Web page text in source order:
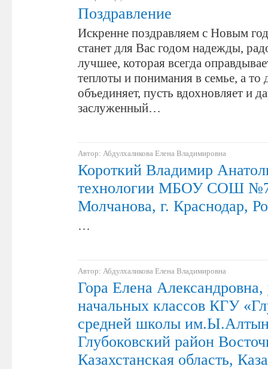
Поздравление
Искренне поздравляем с Новым
станет для Вас годом надежды,
лучшее, которая всегда
теплоты и понимания в семье, а то
объединяет, пусть вдохновляет и
заслуженный…
Автор: Абдулхаликова Елена Владимировна
Короткий Владимир
технологии МБОУ СОШ
Молчанова, г. Краснодар,
…
Автор: Абдулхаликова Елена Владимировна
Гора Елена Александровна,
начальных классов КГУ
средней школы
Глубоковский район
Казахстанская область,